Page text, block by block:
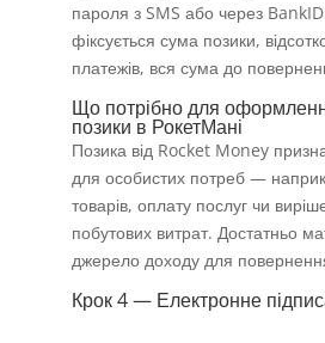
пароля з SMS або через
фіксується сума позики,
платежів, вся сума до
Що потрібно для
позики в РокетМані
Позика від Rocket Money
для особистих потреб —
товарів, оплату послуг чи
побутових витрат. Достатньо
джерело доходу для
Крок 4 — Електронне